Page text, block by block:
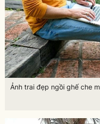
Ảnh trai đẹp ngồi ghế che